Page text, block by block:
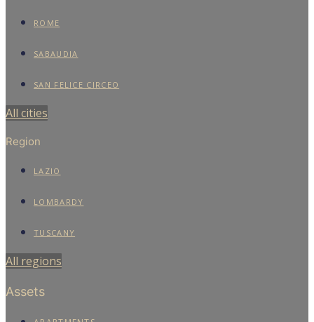
ROME
SABAUDIA
SAN FELICE CIRCEO
All cities
Region
LAZIO
LOMBARDY
TUSCANY
All regions
Assets